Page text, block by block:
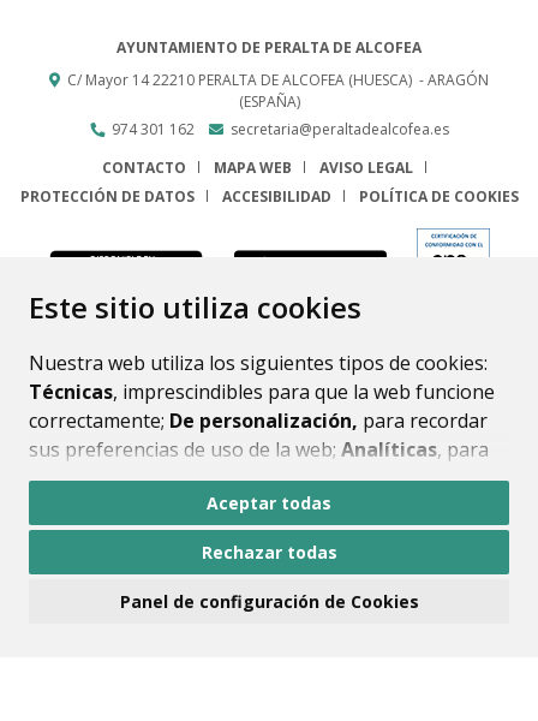
Este sitio utiliza cookies
Nuestra web utiliza los siguientes tipos de cookies:
Técnicas, imprescindibles para que la web funcione
correctamente; De personalización, para recordar
sus preferencias de uso de la web; Analíticas, para
mejorar el funcionamiento de la web y sus servicios.
Si acepta pulsando el botón“Aceptar todas”
consideramos que acepta su uso. Si pulsa el botón
ninguna acción, se guardarán las cookies técnicas
Aceptar todas
Rechazar todas
Panel de configuración de Cookies
AYUNTAMIENTO DE PERALTA DE ALCOFEA
C/ Mayor 1422210 PERALTA DE ALCOFEA (HUESCA) - ARAGÓN
(ESPAÑA)
974 301 162
secretaria@peraltadealcofea.es
CONTACTO
MAPA WEB
AVISO LEGAL
PROTECCIÓN DE DATOS
ACCESIBILIDAD POLÍTICA DE COOKIES